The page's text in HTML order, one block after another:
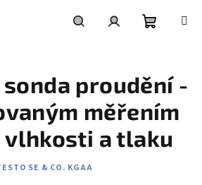
košík
proudění -
měřením
a tlaku
SE & CO. KGAA